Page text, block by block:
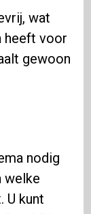
wat
heeft voor
gewoon
nodig
welke
U kunt